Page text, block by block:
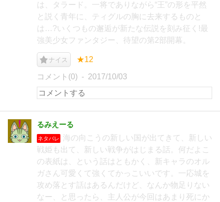
は、タラード。一将でありながら“王”の形を平然
と説く青年に、ティグルの胸に去来するものと
は…?いくつもの邂逅が新たな伝説を刻み征く!最
強美少女ファンタジー、待望の第2部開幕。
ナイス ★12
コメント(0) 2017/10/03
るみえーる
ネタバレ
海の向こうの新しい国が出てきて、新しい
戦姫も出て、新しい戦争がはじまる話。何だよこ
の表紙は、という話はともかく、新キャラのオル
ガさん可愛くて強くてかっこいいです。一応城を
攻め落とす話はあるんだけど、なんか物足りない
なー、と思ったら、主人公が今回はあまり死にか